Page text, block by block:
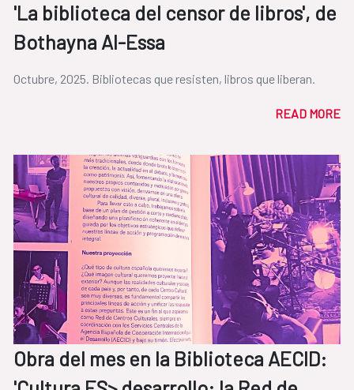
'La biblioteca del censor de libros', de
Bothayna Al-Essa
Octubre, 2025. Bibliotecas que resisten, libros que liberan.
READ MORE
Obra del mes en la Biblioteca AECID: